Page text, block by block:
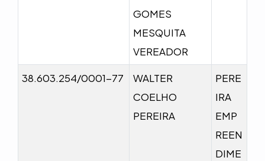
GOMES
MESQUITA
VEREADOR
38.603.254/0001-77
WALTER
COELHO
PEREIRA
PERE
IRA
EMP
REEN
DIME